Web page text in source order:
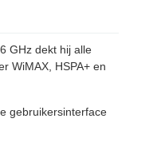
GHz dekt hij alle
WiMAX, HSPA+ en
gebruikersinterface